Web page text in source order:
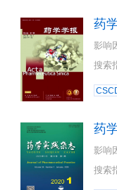
药
影响
搜索
药
影响
搜索